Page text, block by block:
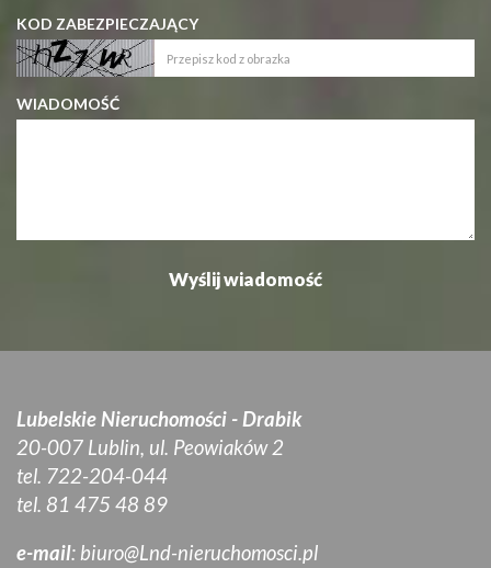
KOD ZABEZPIECZAJĄCY
WIADOMOŚĆ
Lubelskie Nieruchomości - Drabik
20-007 Lublin, ul. Peowiaków 2
tel. 722-204-044
tel. 81 475 48 89
e-mail: biuro@Lnd-nieruchomosci.pl